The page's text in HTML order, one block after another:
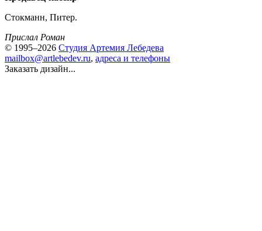
Стокманн, Питер.
Прислал Роман
© 1995–2026 Студия Артемия Лебедева
mailbox@artlebedev.ru, адреса и телефоны
Заказать дизайн...